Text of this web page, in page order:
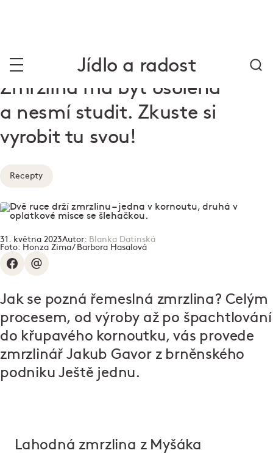
Jídlo a radost
Zmrzlina má být osolená
a nesmí studit. Zkuste si
vyrobit tu svou!
Recepty
31. května 2023Autor: Blanka Datinská
Foto: Honza Zima/ Barbora Hasalová
Jak se pozná řemeslná zmrzlina? Celým
procesem, od výroby až po špachtlování
do křupavého kornoutku, vás provede
zmrzlinář Jakub Gavor z brněnského
podnikuJeště jednu.
Lahodná zmrzlina z Myšáka